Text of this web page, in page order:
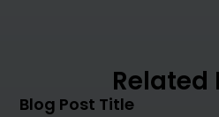
Related
Blog Post Title